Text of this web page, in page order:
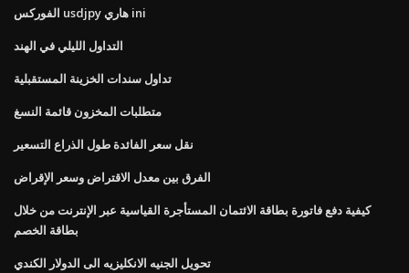
الفوركس usdjpy هاري ini
التداول الليلي في الهند
تداول سندات الخزينة المستقبلية
متطلبات المخزون قائمة النسغ
نقل سعر الفائدة طول الذراع التسعير
الفرق بين معدل الاقتراض وسعر الإقراض
كيفية دفع فاتورة بطاقة الائتمان المستأجرة القياسية عبر الإنترنت من خلال
بطاقة الخصم
تحويل الجنيه الانكليزيه الى الدولار الكندي